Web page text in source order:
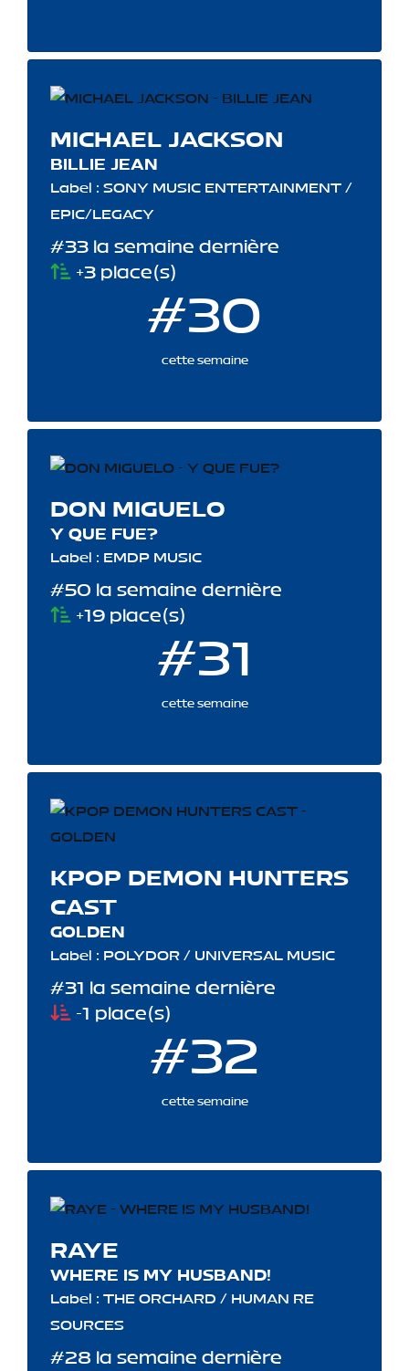
MICHAEL JACKSON
BILLIE JEAN
Label : SONY MUSIC ENTERTAINMENT /
EPIC/LEGACY
#33 la semaine dernière
+3 place(s)
#30
cette semaine
DON MIGUELO
Y QUE FUE?
Label : EMDP MUSIC
#50 la semaine dernière
+19 place(s)
#31
cette semaine
KPOP DEMON HUNTERS
CAST
GOLDEN
Label : POLYDOR / UNIVERSAL MUSIC
#31 la semaine dernière
-1 place(s)
#32
cette semaine
RAYE
WHERE IS MY HUSBAND!
Label : THE ORCHARD / HUMAN RE
SOURCES
#28 la semaine dernière